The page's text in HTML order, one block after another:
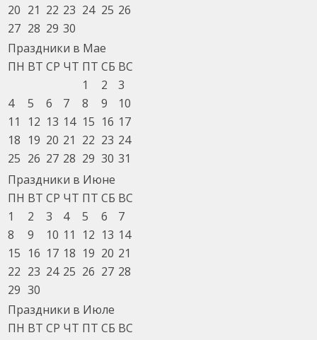
20 21 22 23 24 25 26
27 28 29 30
Праздники в Мае
ПН ВТ СР ЧТ ПТ СБ ВС
1
2
3
4
5 6 7 8 9
10
11
12 13 14 15 16 17
18 19 20 21 22 23 24
25 26 27 28 29 30 31
Праздники в Июне
ПН ВТ СР ЧТ ПТ СБ ВС
1
2 3 4 5 6
7
8
9 10 11 12 13 14
15 16 17 18 19 20 21
22 23 24 25 26 27 28
29 30
Праздники в Июле
ПН ВТ СР ЧТ ПТ СБ ВС